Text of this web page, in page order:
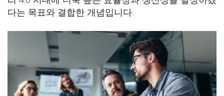
다는 목표와 결합한 개념입니다.